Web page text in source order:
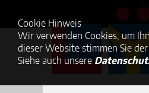
Cookie Hinweis
Wir verwenden Cookies, um
dieser Website stimmen Sie
Siehe auch unsere